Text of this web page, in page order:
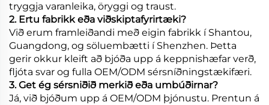
tryggja varanleika, öryggi og traust.
2. Ertu fabrikk eða viðskiptafyrirtæki?
Við erum framleiðandi með eigin fabrikk í Shantou,
Guangdong, og söluembætti í Shenzhen. Þetta
gerir okkur kleift að bjóða upp á keppnishæfar verð,
fljóta svar og fulla OEM/ODM sérsníðningstækifæri.
3. Get ég sérsniðið merkið eða umbúðirnar?
Já, við bjóðum upp á OEM/ODM þjónustu. Prentun á